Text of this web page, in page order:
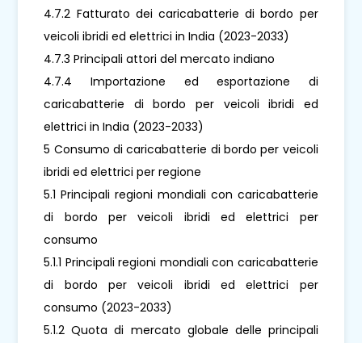
4.7.2 Fatturato dei caricabatterie di bordo per
veicoli ibridi ed elettrici in India (2023-2033)
4.7.3 Principali attori del mercato indiano
4.7.4 Importazione ed esportazione di
caricabatterie di bordo per veicoli ibridi ed
elettrici in India (2023-2033)
5 Consumo di caricabatterie di bordo per veicoli
ibridi ed elettrici per regione
5.1 Principali regioni mondiali con caricabatterie
di bordo per veicoli ibridi ed elettrici per
consumo
5.1.1 Principali regioni mondiali con caricabatterie
di bordo per veicoli ibridi ed elettrici per
consumo (2023-2033)
5.1.2 Quota di mercato globale delle principali